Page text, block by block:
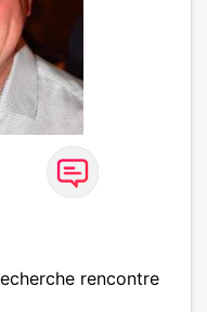
rencontre